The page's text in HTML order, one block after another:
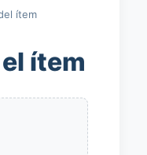
ítem
ítem